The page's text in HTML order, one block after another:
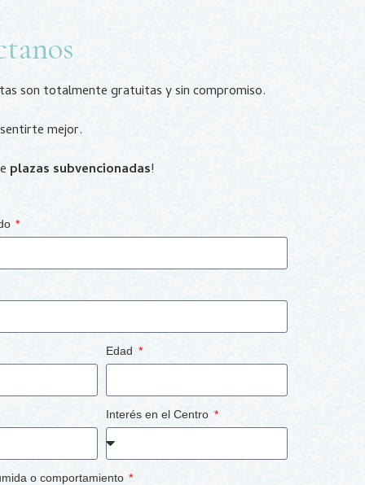
son totalmente gratuitas y sin compromiso.
mejor.
plazas subvencionadas!
Edad
Interés en el Centro
o comportamiento